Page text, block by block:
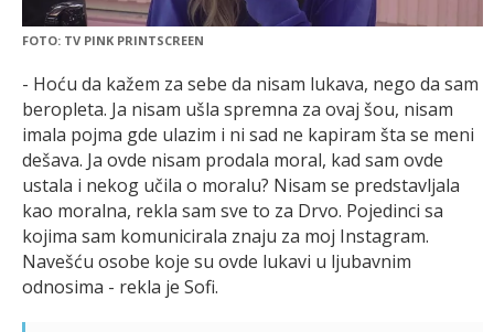
FOTO: TV PINK PRINTSCREEN
- Hoću da kažem za sebe da nisam lukava, nego da sam
beropleta. Ja nisam ušla spremna za ovaj šou, nisam
imala pojma gde ulazim i ni sad ne kapiram šta se meni
dešava. Ja ovde nisam prodala moral, kad sam ovde
ustala i nekog učila o moralu? Nisam se predstavljala
kao moralna, rekla sam sve to za Drvo. Pojedinci sa
kojima sam komunicirala znaju za moj Instagram.
Navešću osobe koje su ovde lukavi u ljubavnim
odnosima - rekla je Sofi.